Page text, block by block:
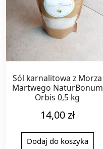
Sól karnalitowa z Morza
Martwego NaturBonum
Orbis 0,5 kg
14,00zł
Dodaj do koszyka